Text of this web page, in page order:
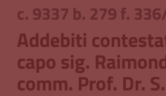
c. 9337 b. 279 f.
Addebiti
capo sig.
comm. Prof. Dr.